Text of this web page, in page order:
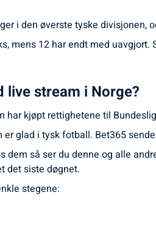
i den øverste tyske divisjonen,
mens 12 har endt med
live stream i Norge?
har kjøpt rettighetene til
glad i tysk fotball. Bet365
dem så ser du denne og alle
det siste døgnet.
stegene: